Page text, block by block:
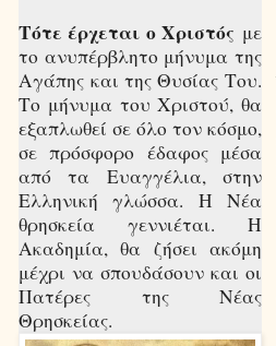
Τότε έρχεται ο Χριστός με
το ανυπέρβλητο μήνυμα της
Αγάπης και της Θυσίας Του.
Το μήνυμα του Χριστού, θα
εξαπλωθεί σε όλο τον κόσμο,
σε πρόσφορο έδαφος μέσα
από τα Ευαγγέλια, στην
Ελληνική γλώσσα. Η Νέα
θρησκεία γεννιέται. Η
Ακαδημία, θα ζήσει ακόμη
μέχρι να σπουδάσουν και οι
Πατέρες της Νέας
Θρησκείας.